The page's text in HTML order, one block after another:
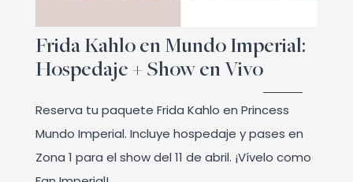
Frida Kahlo en Mundo Imperial:
Hospedaje + Show en Vivo
Reserva tu paquete Frida Kahlo en Princess
Mundo Imperial. Incluye hospedaje y pases en
Zona 1 para el show del 11 de abril. ¡Vívelo como